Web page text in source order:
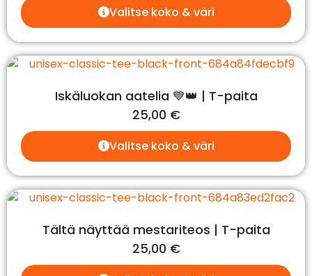
Valitse koko & väri
Iskäluokan aatelia 💙👑 | T-paita
25,00 €
Valitse koko & väri
Tältä näyttää mestariteos | T-paita
25,00 €